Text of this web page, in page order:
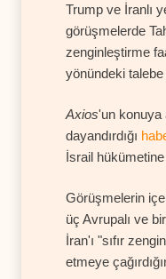
Trump ve İranlı
görüşmelerde
zenginleştirme
yönündeki
Axios'un konuya
dayandırdığı
İsrail
Görüşmelerin
üç Avrupalı ve
İran'ı "sıfır
etmeye